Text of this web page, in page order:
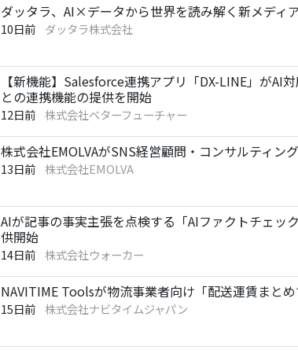
ダッタラ、AI×データから世界を読み解く新メディ
10日前 ダッタラ株式会社
【新機能】Salesforce連携アプリ「DX-LINE」がAI
との連携機能の提供を開始
12日前 株式会社ベターフューチャー
株式会社EMOLVAがSNS経営顧問・コンサルティン
13日前 株式会社EMOLVA
AIが記事の事実主張を点検する「AIファクトチェ
供開始
14日前 株式会社ウォーカー
NAVITIME Toolsが物流事業者向け「配送運賃まと
15日前 株式会社ナビタイムジャパン